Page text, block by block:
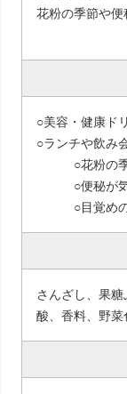
花粉の季節や便
○美容・健康ド
○ランチや飲み
○花粉の季
○便秘が気
○目覚めの
さんざし、果
酸、香料、野菜